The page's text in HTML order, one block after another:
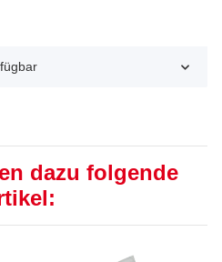
dazu folgende